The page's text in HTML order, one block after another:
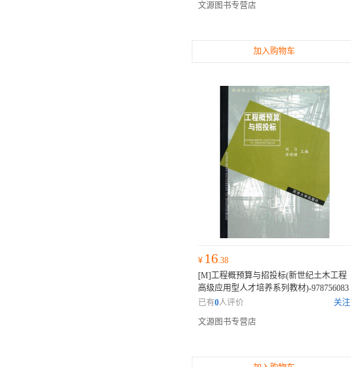
文源图书专营店
加入购物车
¥ 16.38
[M]工程概预算与招投标(新世纪土木工程
高级应用型人才培养系列教材)-978756083
5976本书获得了众多专家的推荐或权威评
部不可错过的佳作。
已有0人评价
关注
文源图书专营店